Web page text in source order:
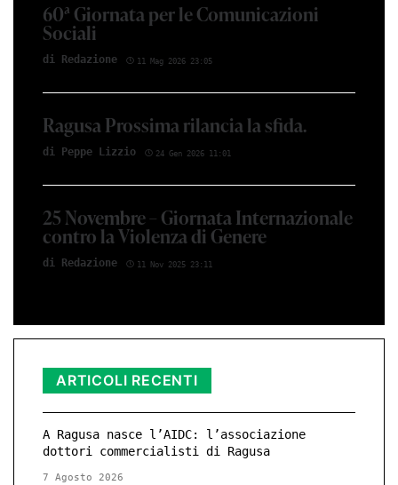
60ª Giornata per le Comunicazioni
Sociali
di Red­azio­ne 11 Mag 2026 23:05
Ragusa Prossima rilancia la sfida.
di Peppe Li­z­zio 24 Gen 2026 11:01
25 Novembre – Giornata Internazionale
contro la Violenza di Genere
di Red­azio­ne 11 Nov 2025 23:11
ARTICOLI RECENTI
A Ragusa nasce l’AIDC: l’associazione
dottori commercialisti di Ragusa
7 Agosto 2026